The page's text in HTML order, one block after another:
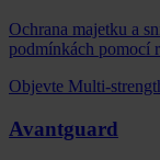
Ochrana majetku a
podmínkách pomocí
Objevte Multi-
Avantguard